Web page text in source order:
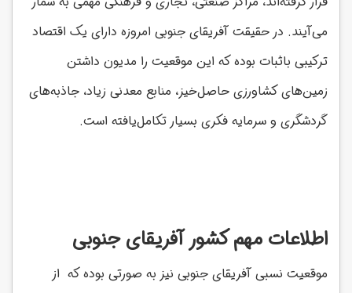
می‌آیند. در حقیقت آفریقای جنوبی امروزه دارای یک اقتصاد
ترکیبی باثبات بوده که این موقعیت را مدیون داشتن
زمین‌های کشاورزی حاصل‌خیز، منابع معدنی زیاد، جاذبه‌های
گردشگری و سرمایه فکری بسیار تکامل‌یافته است.
اطلاعات مهم کشور آفریقای جنوبی
موقعیت نسبی آفریقای جنوبی نیز به صورتی بوده که از